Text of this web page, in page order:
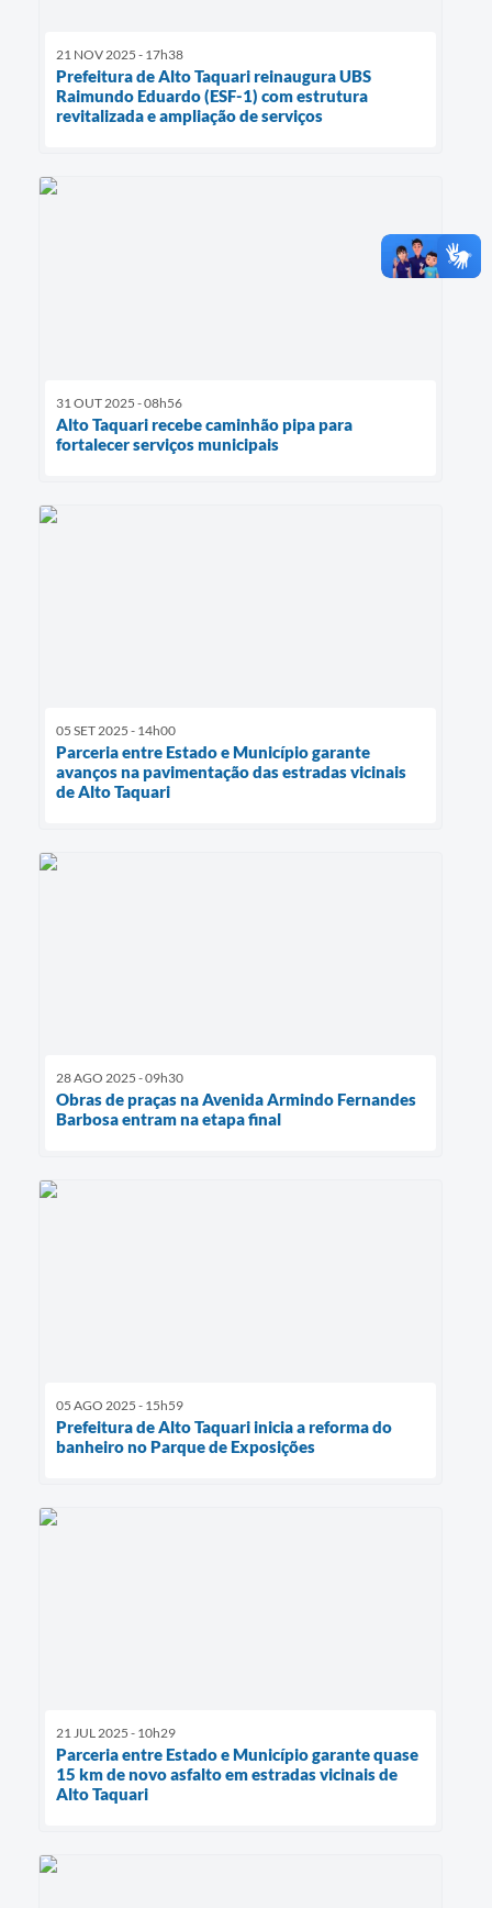
21 NOV 2025 - 17h38
Prefeitura de Alto Taquari reinaugura UBS
Raimundo Eduardo (ESF-1) com estrutura
revitalizada e ampliação de serviços
31 OUT 2025 - 08h56
Alto Taquari recebe caminhão pipa para
fortalecer serviços municipais
05 SET 2025 - 14h00
Parceria entre Estado e Município garante
avanços na pavimentação das estradas vicinais
de Alto Taquari
28 AGO 2025 - 09h30
Obras de praças na Avenida Armindo Fernandes
Barbosa entram na etapa final
05 AGO 2025 - 15h59
Prefeitura de Alto Taquari inicia a reforma do
banheiro no Parque de Exposições
21 JUL 2025 - 10h29
Parceria entre Estado e Município garante quase
15 km de novo asfalto em estradas vicinais de
Alto Taquari